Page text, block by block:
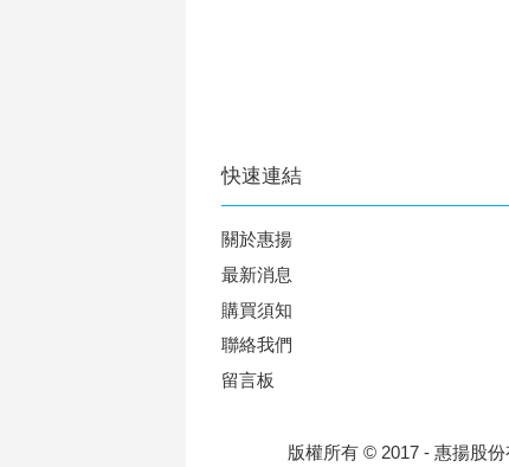
快速連結
關於惠揚
最新消息
購買須知
聯絡我們
留言板
版權所有 © 2017 - 惠揚股